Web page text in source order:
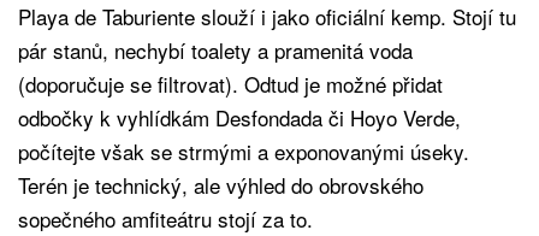
Playa de Taburiente slouží i jako oficiální kemp. Stojí tu
pár stanů, nechybí toalety a pramenitá voda
(doporučuje se filtrovat). Odtud je možné přidat
odbočky k vyhlídkám Desfondada či Hoyo Verde,
počítejte však se strmými a exponovanými úseky.
Terén je technický, ale výhled do obrovského
sopečného amfiteátru stojí za to.